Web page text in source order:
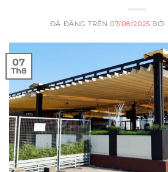
ĐÃ ĐĂNG TRÊN07/08/2025 BỞI
07
Th8